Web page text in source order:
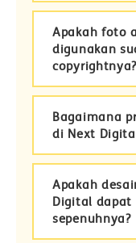
Apakah foto
digunakan
copyrightnya?
Bagaimana
di Next
Apakah
Digital
sepenuhnya?